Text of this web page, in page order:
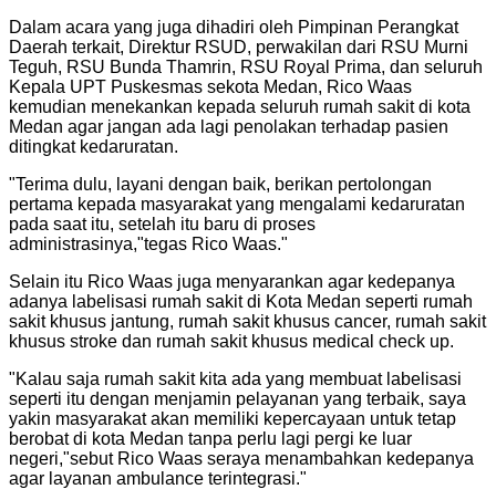
Dalam acara yang juga dihadiri oleh Pimpinan Perangkat
Daerah terkait, Direktur RSUD, perwakilan dari RSU Murni
Teguh, RSU Bunda Thamrin, RSU Royal Prima, dan seluruh
Kepala UPT Puskesmas sekota Medan, Rico Waas
kemudian menekankan kepada seluruh rumah sakit di kota
Medan agar jangan ada lagi penolakan terhadap pasien
ditingkat kedaruratan.
"Terima dulu, layani dengan baik, berikan pertolongan
pertama kepada masyarakat yang mengalami kedaruratan
pada saat itu, setelah itu baru di proses
administrasinya,"tegas Rico Waas."
Selain itu Rico Waas juga menyarankan agar kedepanya
adanya labelisasi rumah sakit di Kota Medan seperti rumah
sakit khusus jantung, rumah sakit khusus cancer, rumah sakit
khusus stroke dan rumah sakit khusus medical check up.
"Kalau saja rumah sakit kita ada yang membuat labelisasi
seperti itu dengan menjamin pelayanan yang terbaik, saya
yakin masyarakat akan memiliki kepercayaan untuk tetap
berobat di kota Medan tanpa perlu lagi pergi ke luar
negeri,"sebut Rico Waas seraya menambahkan kedepanya
agar layanan ambulance terintegrasi."